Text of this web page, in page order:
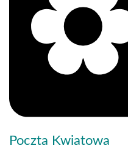
Poczta Kwiatowa